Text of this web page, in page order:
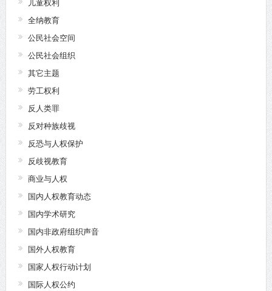
儿童权利
全纳教育
公民社会空间
公民社会组织
其它主题
劳工权利
反人类罪
反对种族歧视
反恐与人权保护
反歧视教育
商业与人权
国内人权教育动态
国内学术研究
国内非政府组织声音
国外人权教育
国家人权行动计划
国际人权公约